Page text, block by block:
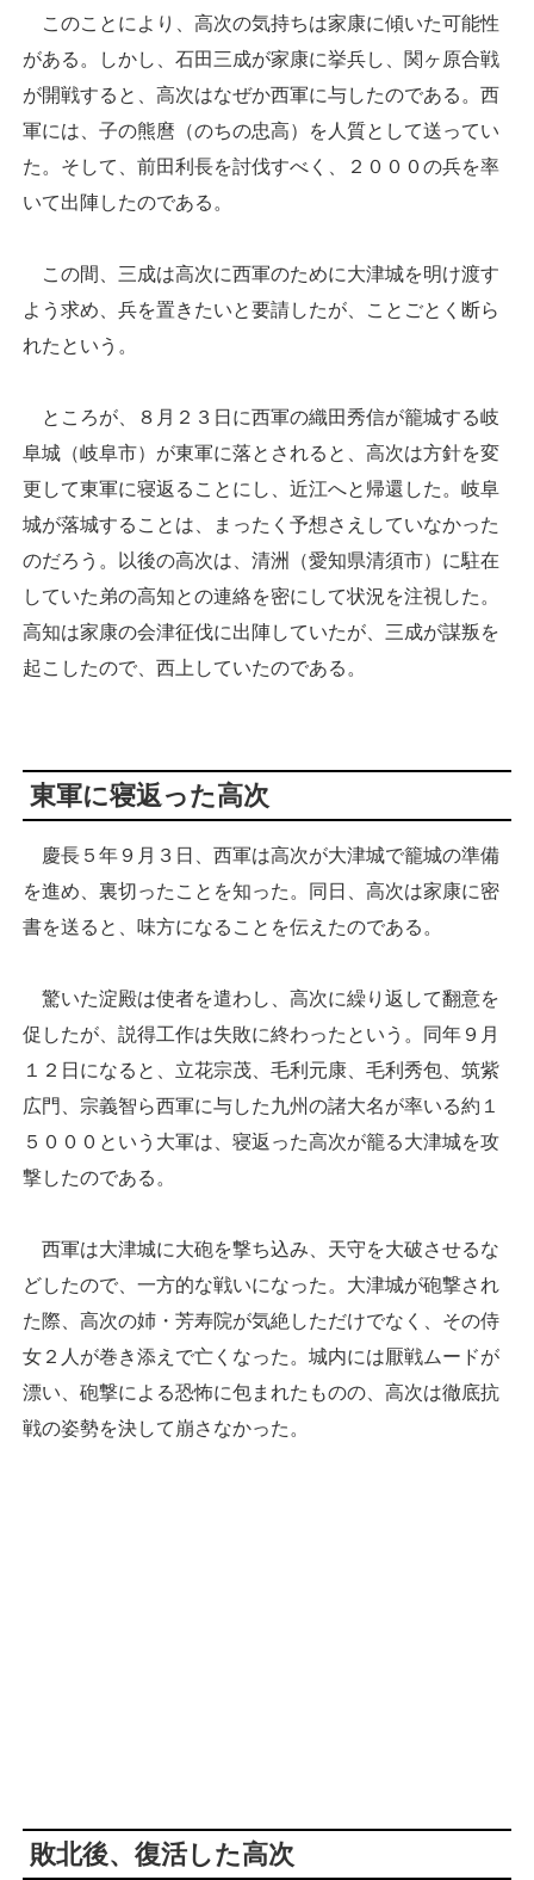
このことにより、高次の気持ちは家康に傾いた可能性
がある。しかし、石田三成が家康に挙兵し、関ヶ原合戦
が開戦すると、高次はなぜか西軍に与したのである。西
軍には、子の熊麿（のちの忠高）を人質として送ってい
た。そして、前田利長を討伐すべく、２０００の兵を率
いて出陣したのである。
この間、三成は高次に西軍のために大津城を明け渡す
よう求め、兵を置きたいと要請したが、ことごとく断ら
れたという。
ところが、８月２３日に西軍の織田秀信が籠城する岐
阜城（岐阜市）が東軍に落とされると、高次は方針を変
更して東軍に寝返ることにし、近江へと帰還した。岐阜
城が落城することは、まったく予想さえしていなかった
のだろう。以後の高次は、清洲（愛知県清須市）に駐在
していた弟の高知との連絡を密にして状況を注視した。
高知は家康の会津征伐に出陣していたが、三成が謀叛を
起こしたので、西上していたのである。
東軍に寝返った高次
慶長５年９月３日、西軍は高次が大津城で籠城の準備
を進め、裏切ったことを知った。同日、高次は家康に密
書を送ると、味方になることを伝えたのである。
驚いた淀殿は使者を遣わし、高次に繰り返して翻意を
促したが、説得工作は失敗に終わったという。同年９月
１２日になると、立花宗茂、毛利元康、毛利秀包、筑紫
広門、宗義智ら西軍に与した九州の諸大名が率いる約１
５０００という大軍は、寝返った高次が籠る大津城を攻
撃したのである。
西軍は大津城に大砲を撃ち込み、天守を大破させるな
どしたので、一方的な戦いになった。大津城が砲撃され
た際、高次の姉・芳寿院が気絶しただけでなく、その侍
女２人が巻き添えで亡くなった。城内には厭戦ムードが
漂い、砲撃による恐怖に包まれたものの、高次は徹底抗
戦の姿勢を決して崩さなかった。
敗北後、復活した高次